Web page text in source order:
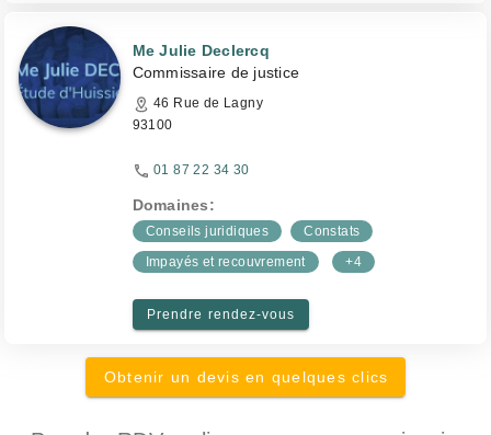
Me Julie Declercq
Commissaire de justice
46 Rue de Lagny
93100
01 87 22 34 30
Domaines:
Conseils juridiques
Constats
Impayés et recouvrement
+4
Prendre rendez-vous
Obtenir un devis en quelques clics